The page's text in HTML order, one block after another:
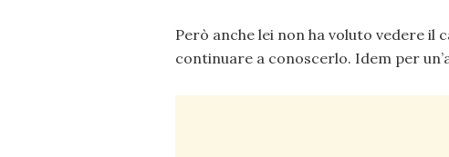
Però anche lei non ha voluto vedere il
continuare a conoscerlo. Idem per